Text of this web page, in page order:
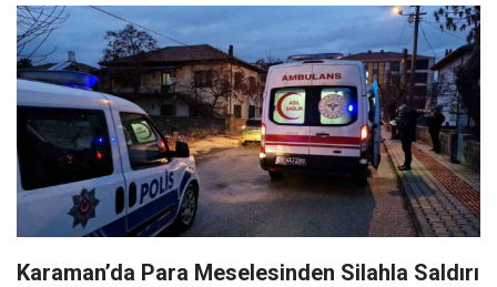
Karaman’da Para Meselesinden Silahla Saldırı